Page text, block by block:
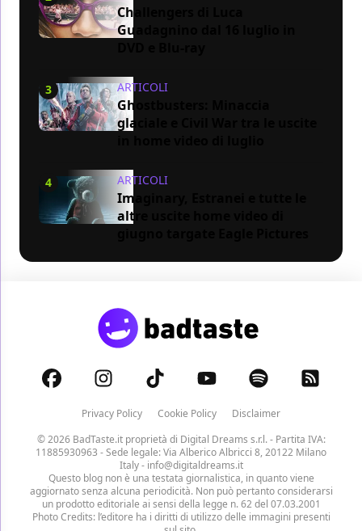
Challengers di Luca
Guadagnino dal 16 luglio in
3 ARTICOLI
Ghostbusters: Minaccia
glaciale e Civil War tra le uscite
4 ARTICOLI
Imaginary, Estranei e tutte le
altre uscite home video di
Privacy Policy Cookie Policy
Disclaimer
© 2026 BadTaste.it proprietà di Digital Dreams s.r.l.- Partita IVA:
11885930963 - Sede legale: Via Alberico Albricci 8, 20122 Milano
Italy - info@digitaldreams.it
Questo blog non è una testata giornalistica, in quanto viene
aggiornato senza alcuna periodicità. Non può pertanto considerarsi
un prodotto editoriale ai sensi della legge n. 62 del 07.03.2001
Photo Credits: l’editore ha i diritti di utilizzo delle immagini presenti